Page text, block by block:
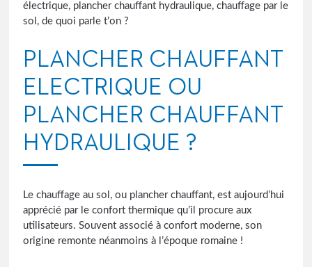
électrique, plancher chauffant hydraulique, chauffage par le
sol, de quoi parle t’on ?
PLANCHER CHAUFFANT
ELECTRIQUE OU
PLANCHER CHAUFFANT
HYDRAULIQUE ?
Le chauffage au sol, ou plancher chauffant, est aujourd’hui
apprécié par le confort thermique qu’il procure aux
utilisateurs. Souvent associé à confort moderne, son
origine remonte néanmoins à l’époque romaine !